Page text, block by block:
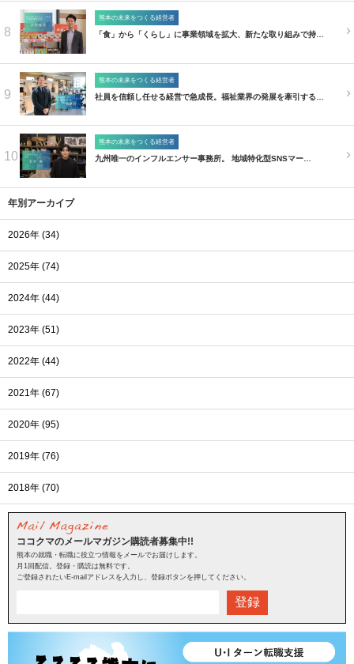
8
熊本の未来をつくる経営者
「食」から「くらし」に事業領域を拡大、新たな取り組みで持…
9
熊本の未来をつくる経営者
社員を信頼し任せる経営で急成長。福祉業界の発展を牽引する…
10
熊本の未来をつくる経営者
九州唯一のインフルエンサー事務所。 地域特化型SNSマー…
年別アーカイブ
2026年 (34)
2025年 (74)
2024年 (44)
2023年 (51)
2022年 (44)
2021年 (67)
2020年 (95)
2019年 (76)
2018年 (70)
ココクマのメールマガジン購読者募集中!!
熊本の就職・転職に役立つ情報をメールでお届けします。
月1回配信。登録・購読は無料です。
ご登録されたいE-mailアドレスを入力し、登録ボタンを押してください。
登録